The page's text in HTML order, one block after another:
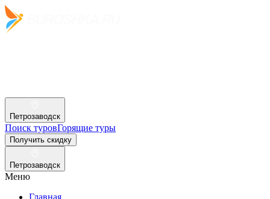
Петрозаводск
Поиск туровГорящие туры
Получить скидку
Петрозаводск
Меню
Главная